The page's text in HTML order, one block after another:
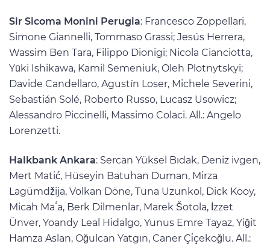
Sir Sicoma Monini Perugia: Francesco Zoppellari,
Simone Giannelli, Tommaso Grassi; Jesús Herrera,
Wassim Ben Tara, Filippo Dionigi; Nicola Cianciotta,
Yūki Ishikawa, Kamil Semeniuk, Oleh Plotnytskyi;
Davide Candellaro, Agustín Loser, Michele Severini,
Sebastián Solé, Roberto Russo, Lucasz Usowicz;
Alessandro Piccinelli, Massimo Colaci. All.: Angelo
Lorenzetti.
Halkbank Ankara: Sercan Yüksel Bıdak, Deniz ivgen,
Mert Matić, Hüseyin Batuhan Duman, Mirza
Lagümdžija, Volkan Döne, Tuna Uzunkol, Dick Kooy,
Micah Maʻa, Berk Dilmenlar, Marek Šotola, İzzet
Ünver, Yoandy Leal Hidalgo, Yunus Emre Tayaz, Yiğit
Hamza Aslan, Oğulcan Yatgın, Caner Çi̇çekoğlu. All.: